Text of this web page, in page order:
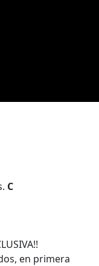
C
en primera